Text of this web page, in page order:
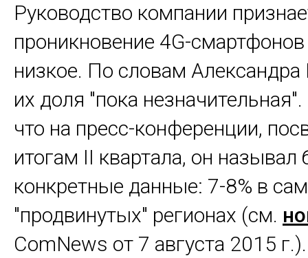
Руководство компании
проникновение 4G-
низкое. По словам Александра
их доля "пока
что на пресс-конференции,
итогам II квартала, он называл
конкретные данные: 7-8% в
"продвинутых" регионах (см.
ComNews от 7 августа 2015